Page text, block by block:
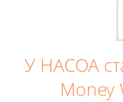
У НАСОА
Money